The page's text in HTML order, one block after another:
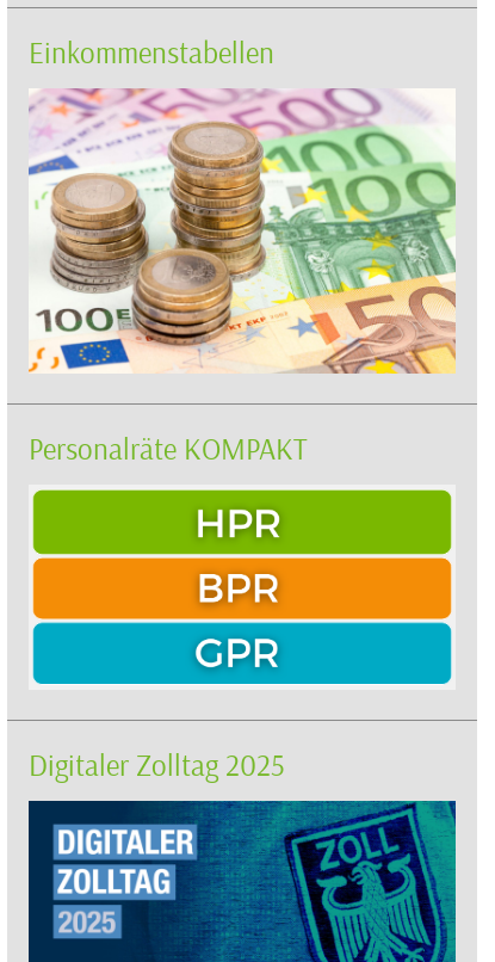
Einkommenstabellen
Personalräte KOMPAKT
Digitaler Zolltag 2025